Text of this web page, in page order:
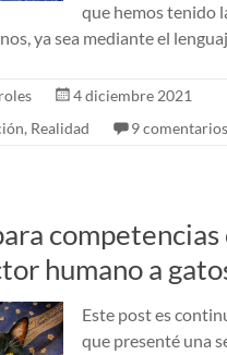
que hemos tenido
ya sea mediante el
4 diciembre 2021
, Realidad 9 comentarios
competencias
humano a
Este post es
que presenté una